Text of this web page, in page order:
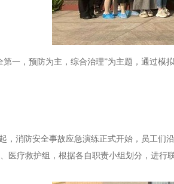
第一，预防为主，综合治理”为主题，通过模
，消防安全事故应急演练正式开始，员工
医疗救护组，根据各自职责小组划分，进行